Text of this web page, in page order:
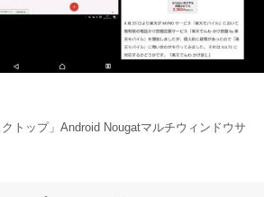
クトップ」Android Nougatマルチウィンドウサ